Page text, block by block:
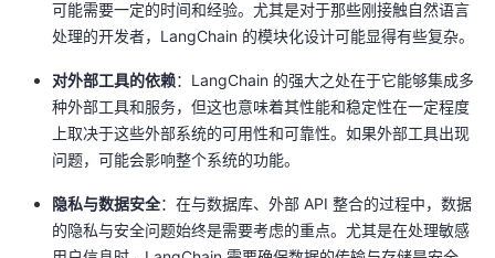
可能需要一定的时间和经验。尤其是对于那些刚接触自然语言
处理的开发者，LangChain 的模块化设计可能显得有些复杂。
对外部工具的依赖：LangChain 的强大之处在于它能够集成多
种外部工具和服务，但这也意味着其性能和稳定性在一定程度
上取决于这些外部系统的可用性和可靠性。如果外部工具出现
问题，可能会影响整个系统的功能。
隐私与数据安全：在与数据库、外部 API 整合的过程中，数据
的隐私与安全问题始终是需要考虑的重点。尤其是在处理敏感